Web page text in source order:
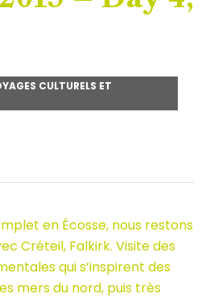
CULTURELS ET
en Écosse, nous restons
Créteil, Falkirk. Visite des
qui s’inspirent des
mers du nord, puis très